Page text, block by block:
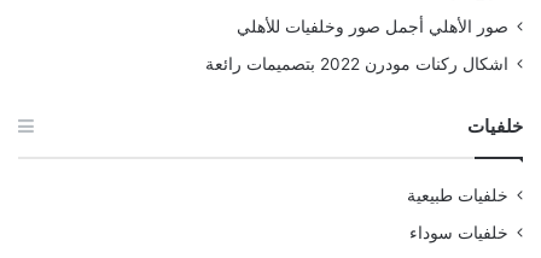
صور الأهلي أجمل صور وخلفيات للأهلي
اشكال ركنات مودرن 2022 بتصميمات رائعة
خلفيات
خلفيات طبيعية
خلفيات سوداء